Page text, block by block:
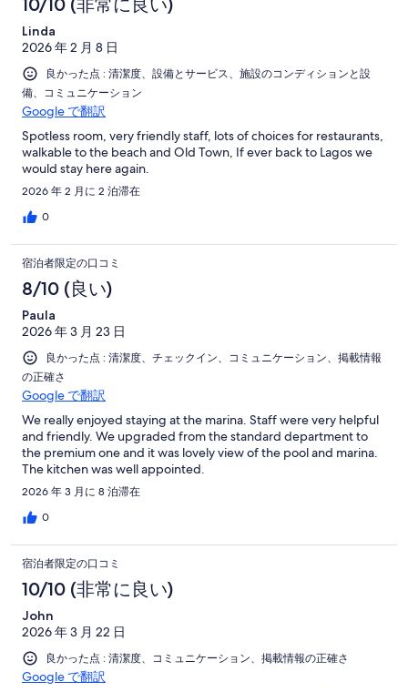
10/10 (非常に良い)
Linda
2026 年 2 月 8 日
良かった点 : 清潔度、設備とサービス、施設のコンディションと設
備、コミュニケーション
Google で翻訳
Spotless room, very friendly staff, lots of choices for restaurants,
walkable to the beach and Old Town, If ever back to Lagos we
would stay here again.
2026 年 2 月に 2 泊滞在
0
宿泊者限定の口コミ
8/10 (良い)
Paula
2026 年 3 月 23 日
良かった点 : 清潔度、チェックイン、コミュニケーション、掲載情報
の正確さ
Google で翻訳
We really enjoyed staying at the marina. Staff were very helpful
and friendly. We upgraded from the standard department to
the premium one and it was lovely view of the pool and marina.
The kitchen was well appointed.
2026 年 3 月に 8 泊滞在
0
宿泊者限定の口コミ
10/10 (非常に良い)
John
2026 年 3 月 22 日
良かった点 : 清潔度、コミュニケーション、掲載情報の正確さ
Google で翻訳